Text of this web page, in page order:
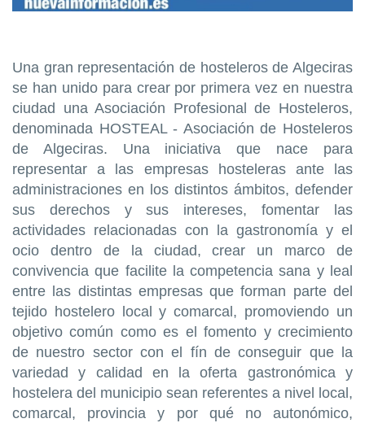
Una gran representación de hosteleros de Algeciras
se han unido para crear por primera vez en nuestra
ciudad una Asociación Profesional de Hosteleros,
denominada HOSTEAL - Asociación de Hosteleros
de Algeciras. Una iniciativa que nace para
representar a las empresas hosteleras ante las
administraciones en los distintos ámbitos, defender
sus derechos y sus intereses, fomentar las
actividades relacionadas con la gastronomía y el
ocio dentro de la ciudad, crear un marco de
convivencia que facilite la competencia sana y leal
entre las distintas empresas que forman parte del
tejido hostelero local y comarcal, promoviendo un
objetivo común como es el fomento y crecimiento
de nuestro sector con el fín de conseguir que la
variedad y calidad en la oferta gastronómica y
hostelera del municipio sean referentes a nivel local,
comarcal, provincia y por qué no autonómico,